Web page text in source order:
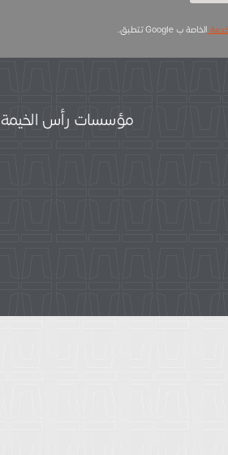
الخاصة ب Google تتطبق.
مؤسسات رأس الخيمة